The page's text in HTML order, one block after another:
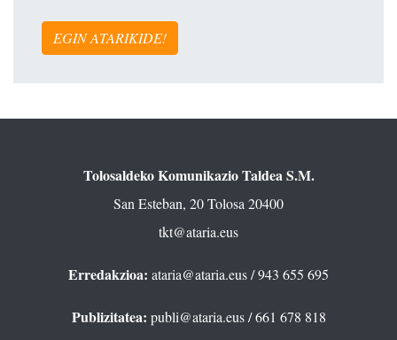
EGIN ATARIKIDE!
Tolosaldeko Komunikazio Taldea S.M.
San Esteban, 20 Tolosa 20400
tkt@ataria.eus
Erredakzioa: ataria@ataria.eus/ 943 655 695
Publizitatea: publi@ataria.eus/ 661 678 818